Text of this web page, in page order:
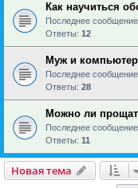
Как научиться
Последнее сообщение
Ответы: 12
Муж и
Последнее сообщение
Ответы: 28
Можно ли
Последнее сообщение
Ответы: 11
Новая тема